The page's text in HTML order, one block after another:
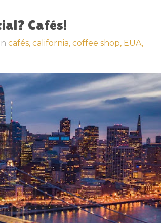
Cafés!
in cafés, california, coffee shop, EUA,